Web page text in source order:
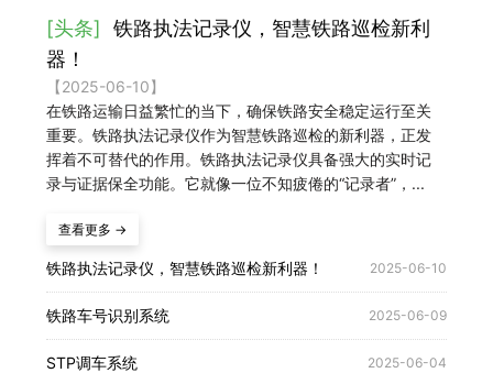
[头条]
铁路执法记录仪，智慧铁路巡检新利
器！
【2025-06-10】
在铁路运输日益繁忙的当下，确保铁路安全稳定运行至关
重要。铁路执法记录仪作为智慧铁路巡检的新利器，正发
挥着不可替代的作用。铁路执法记录仪具备强大的实时记
录与证据保全功能。它就像一位不知疲倦的“记录者”，...
查看更多 →
铁路执法记录仪，智慧铁路巡检新利器！ 2025-06-10
铁路车号识别系统 2025-06-09
STP调车系统 2025-06-04